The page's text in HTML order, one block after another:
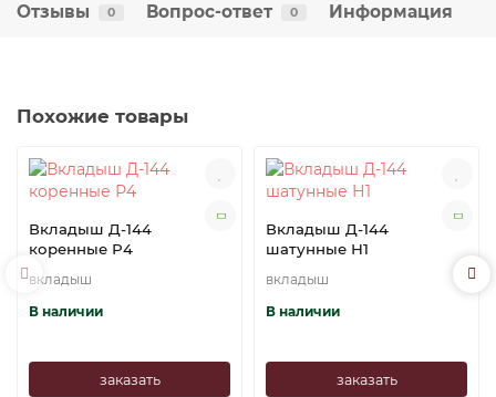
Отзывы 0 Вопрос-ответ 0 Информация
Похожие товары
Вкладыш Д-144
коренные Р4
вкладыш
В наличии
заказать
Вкладыш Д-144
шатунные Н1
вкладыш
В наличии
заказать